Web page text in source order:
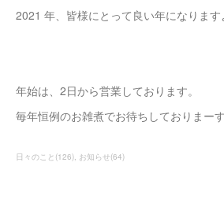
2021 年、皆様にとって良い年になります
年始は、2日から営業しております。
毎年恒例のお雑煮でお待ちしておりまー
日々のこと (126) お知らせ(64)